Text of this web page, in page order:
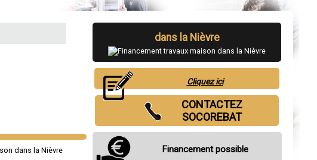
dans la Nièvre
Cliquez ici
CONTACTEZ
SOCOREBAT
Financement possible